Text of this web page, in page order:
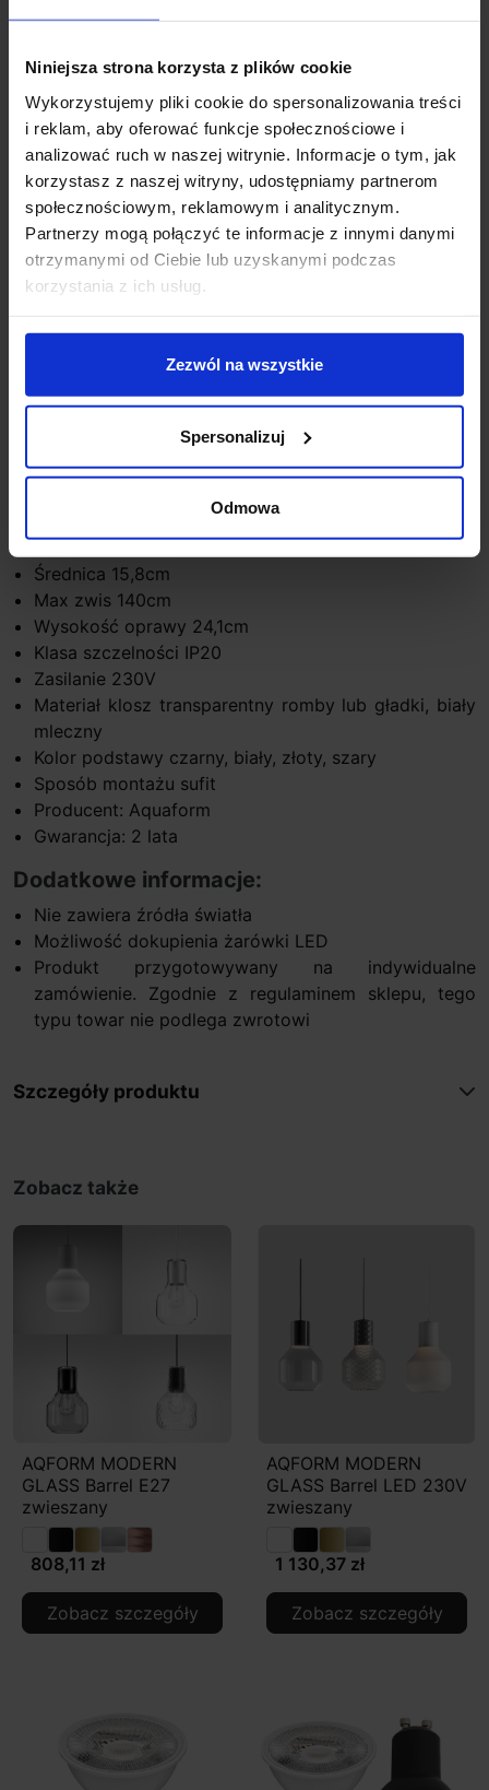
Niniejsza strona korzysta z plików cookie
Wykorzystujemy pliki cookie do spersonalizowania treści
i reklam, aby oferować funkcje społecznościowe i
analizować ruch w naszej witrynie. Informacje o tym, jak
korzystasz z naszej witryny, udostępniamy partnerom
społecznościowym, reklamowym i analitycznym.
Partnerzy mogą połączyć te informacje z innymi danymi
otrzymanymi od Ciebie lub uzyskanymi podczas
korzystania z ich usług.
Zezwól na wszystkie
Spersonalizuj
Odmowa
to ciekawa propozycja lampy wiszącej ze szkła
GU10 (brak w komplecie). Lampa Modern Glass Barrel
powstała we współpracy polskiej firmy AQFORM z
czeskim biurem projektowym DECHEM i pozwala
spojrzeć na oświetlenie z nieco innej perspektywy.
Ręcznie wykonane klosze o odpowiedniej grubości
zarówno w wersji przeźroczystej, mlecznej pozwalają
światłu delikatnie opływać powierzchnię oprawy, a
klosze o strukturze w delikatne romby zapewniają
wyjątkowy efekt. MODERN GLASS to możliwość
oraz trzy źródła światła do wyboru. Wersja GU10
(również żarówka LED), jest bardzo uniwersalna,
pozwala w każdym czasie wymienić źródło, świeci
prostopadle w dół, dzięki czemu idealnie sprawdzi się
nad stołem, blatem, stolikiem czy wyspą w domach,
kawiarniach i restauracjach.
Źródło światła GU10- brak w zestawie
Średnica 15,8cm
Max zwis 140cm
Wysokość oprawy 24,1cm
Klasa szczelności IP20
Zasilanie 230V
Materiał klosz transparentny romby lub gładki, biały
mleczny
Kolor podstawy czarny, biały, złoty, szary
Sposób montażu sufit
Producent: Aquaform
Gwarancja: 2 lata
Dodatkowe informacje:
Nie zawiera źródła światła
Możliwość dokupienia żarówki LED
Produkt przygotowywany na indywidualne
zamówienie. Zgodnie z regulaminem sklepu, tego
typu towar nie podlega zwrotowi
Szczegóły produktu
Zobacz także
AQFORM MODERN
GLASS Barrel E27
zwieszany
808,11 zł
Zobacz szczegóły
AQFORM MODERN
GLASS Barrel LED 230V
zwieszany
1 130,37 zł
Zobacz szczegóły